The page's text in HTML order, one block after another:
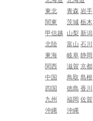
東北
青森 岩手
関東
茨城 栃木
甲信越
山梨 新潟
北陸
富山 石川
東海
岐阜 静岡
関西
滋賀 京都
中国
鳥取 島根
四国
徳島 香川
九州
福岡 佐賀
沖縄
沖縄